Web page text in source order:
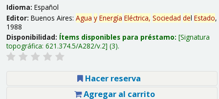
Idioma: Español
Editor: Buenos Aires: Agua y Energía Eléctrica, Sociedad del Estado,
1988
Disponibilidad: Ítems disponibles para préstamo: Signatura
topográfica: 621.374.5/A282/v.2 (3).
Hacer reserva
Agregar al carrito